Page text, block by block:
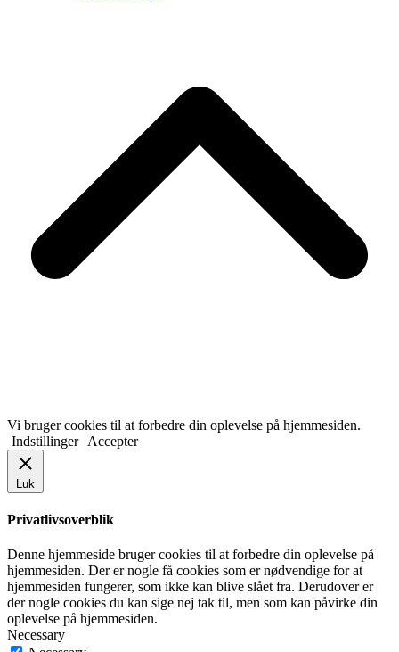
Vi bruger cookies til at forbedre din oplevelse på hjemmesiden.
Indstillinger
Accepter
Luk
Privatlivsoverblik
Denne hjemmeside bruger cookies til at forbedre din oplevelse på
hjemmesiden. Der er nogle få cookies som er nødvendige for at
hjemmesiden fungerer, som ikke kan blive slået fra. Derudover er
der nogle cookies du kan sige nej tak til, men som kan påvirke din
oplevelse på hjemmesiden.
Necessary